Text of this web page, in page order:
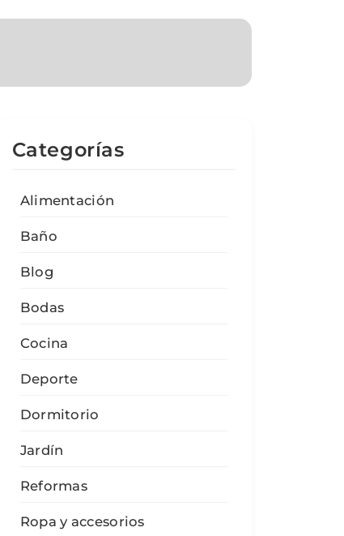
Categorías
Alimentación
Baño
Blog
Bodas
Cocina
Deporte
Dormitorio
Jardín
Reformas
Ropa y accesorios